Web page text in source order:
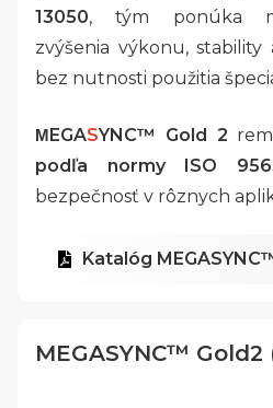
13050, tým ponúka
zvýšenia výkonu,
bez nutnosti použitia
M EGASYNC™ Gold 2
podľa normy ISO
bezpečnosť v rôznych
Katalóg
MEGASYNC™ Gold2